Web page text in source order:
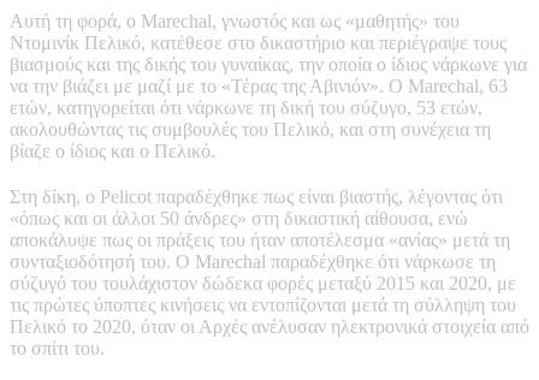
Αυτή τη φορά, ο Marechal, γνωστός και ως «μαθητής» του
Ντομινίκ Πελικό, κατέθεσε στο δικαστήριο και περιέγραψε τους
βιασμούς και της δικής του γυναίκας, την οποία ο ίδιος νάρκωνε για
να την βιάζει με μαζί με το «Τέρας της Αβινιόν». Ο Marechal, 63
ετών, κατηγορείται ότι νάρκωνε τη δική του σύζυγο, 53 ετών,
ακολουθώντας τις συμβουλές του Πελικό, και στη συνέχεια τη
βίαζε ο ίδιος και ο Πελικό.
Στη δίκη, ο Pelicot παραδέχθηκε πως είναι βιαστής, λέγοντας ότι
«όπως και οι άλλοι 50 άνδρες» στη δικαστική αίθουσα, ενώ
αποκάλυψε πως οι πράξεις του ήταν αποτέλεσμα «ανίας» μετά τη
συνταξιοδότησή του. Ο Marechal παραδέχθηκε ότι νάρκωσε τη
σύζυγό του τουλάχιστον δώδεκα φορές μεταξύ 2015 και 2020, με
τις πρώτες ύποπτες κινήσεις να εντοπίζονται μετά τη σύλληψη του
Πελικό το 2020, όταν οι Αρχές ανέλυσαν ηλεκτρονικά στοιχεία από
το σπίτι του.